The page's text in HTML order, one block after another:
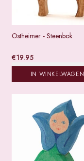
Ostheimer - Steenbok
€19.95
IN WINKELWAGEN